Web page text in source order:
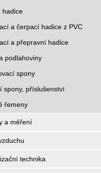
hadice
a čerpací hadice z PVC
a přepravní hadice
podlahoviny
spony
spony, příslušenství
řemeny
a měření
technika